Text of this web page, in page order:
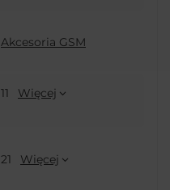
Akcesoria GSM
11 Więcej
21 Więcej